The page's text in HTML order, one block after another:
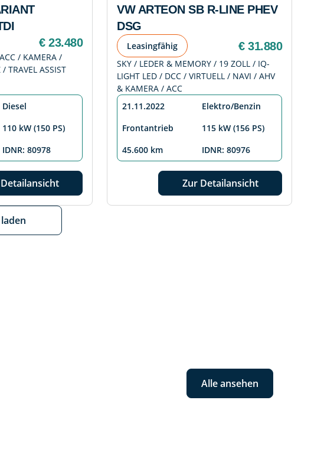
€ 23.480
/ KAMERA /
TRAVEL ASSIST
Diesel
110 kW (150 PS)
IDNR: 80978
VW ARTEON SB R-LINE PHEV
DSG
Leasingfähig € 31.880
SKY / LEDER & MEMORY / 19 ZOLL / IQ-
LIGHT LED / DCC / VIRTUELL / NAVI / AHV
& KAMERA / ACC
21.11.2022
Elektro/Benzin
Frontantrieb
115 kW (156 PS)
45.600 km
IDNR: 80976
Zur Detailansicht
Alle ansehen